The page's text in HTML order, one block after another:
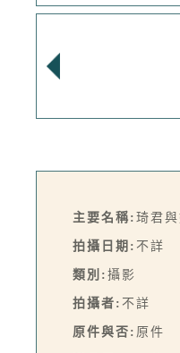
主要名稱: 琦君
拍攝日期: 不詳
類別: 攝影
拍攝者: 不詳
原件與否: 原件